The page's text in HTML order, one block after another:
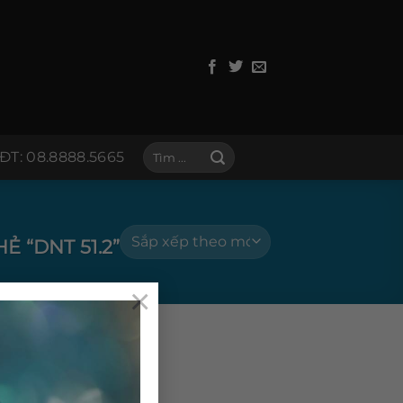
×
ĐT: 08.8888.5665
Tìm
“DNT 51.2”